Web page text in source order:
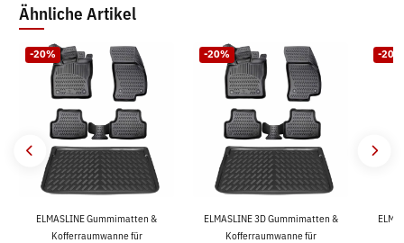
Ähnliche Artikel
-20%
ELMASLINE Gummimatten &
Kofferraumwanne für
-20%
ELMASLINE 3D Gummimatten &
Kofferraumwanne für
-20%